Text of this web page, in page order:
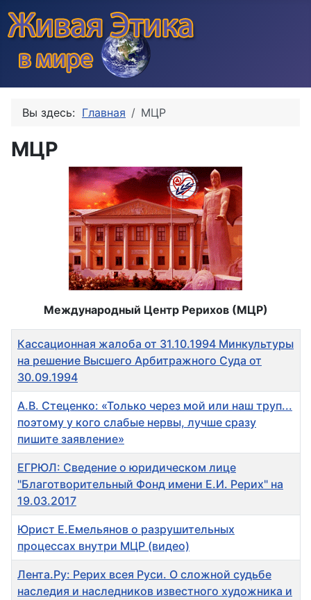
Вы здесь: Главная МЦР
МЦР
Международный Центр Рерихов (МЦР)
Заголовок
Кассационная жалоба от 31.10.1994 Минкультуры
на решение Высшего Арбитражного Суда от
30.09.1994
А.В. Стеценко: «Только через мой или наш труп...
поэтому у кого слабые нервы, лучше сразу
пишите заявление»
ЕГРЮЛ: Сведение о юридическом лице
"Благотворительный Фонд имени Е.И. Рерих" на
19.03.2017
Юрист Е.Емельянов о разрушительных
процессах внутри МЦР (видео)
Лента.Ру: Рерих всея Руси. О сложной судьбе
наследия и наследников известного художника и